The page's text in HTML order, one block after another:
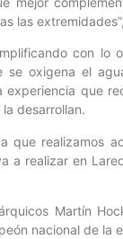
las
con lo
se oxigena el
experiencia que
desarrollan.
que realizamos
a realizar en
Martín
nacional de la